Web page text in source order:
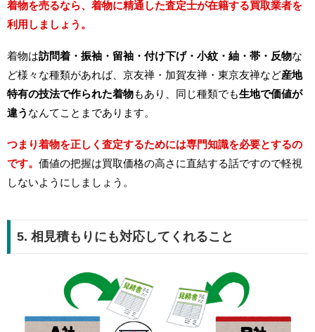
着物を売るなら、着物に精通した査定士が在籍する買取業者を
利用しましょう。
着物は訪問着・振袖・留袖・付け下げ・小紋・紬・帯・反物な
ど様々な種類があれば、京友禅・加賀友禅・東京友禅など産地
特有の技法で作られた着物もあり、同じ種類でも生地で価値が
違う なんてことまであります。
つまり着物を正しく査定するためには専門知識を必要とするの
です。 価値の把握は買取価格の高さに直結する話ですので軽視
しないようにしましょう。
5. 相見積もりにも対応してくれること